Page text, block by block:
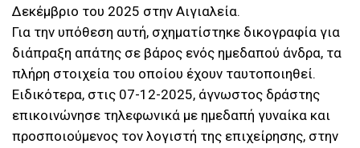
Δεκέμβριο του 2025 στην Αιγιαλεία.
Για την υπόθεση αυτή, σχηματίστηκε δικογραφία για
διάπραξη απάτης σε βάρος ενός ημεδαπού άνδρα, τα
πλήρη στοιχεία του οποίου έχουν ταυτοποιηθεί.
Ειδικότερα, στις 07-12-2025, άγνωστος δράστης
επικοινώνησε τηλεφωνικά με ημεδαπή γυναίκα και
προσποιούμενος τον λογιστή της επιχείρησης, στην